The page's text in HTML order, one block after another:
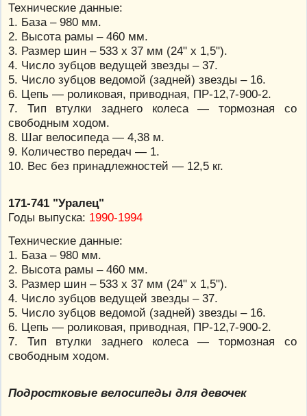
Технические данные:
1. База – 980 мм.
2. Высота рамы – 460 мм.
3. Размер шин – 533 х 37 мм (24" х 1,5").
4. Число зубцов ведущей звезды – 37.
5. Число зубцов ведомой (задней) звезды – 16.
6. Цепь — роликовая, приводная, ПР-12,7-900-2.
7. Тип втулки заднего колеса — тормозная со
свободным ходом.
8. Шаг велосипеда — 4,38 м.
9. Количество передач — 1.
10. Вес без принадлежностей — 12,5 кг.
171-741 "Уралец"
Годы выпуска: 1990-1994
Технические данные:
1. База – 980 мм.
2. Высота рамы – 460 мм.
3. Размер шин – 533 х 37 мм (24" х 1,5").
4. Число зубцов ведущей звезды – 37.
5. Число зубцов ведомой (задней) звезды – 16.
6. Цепь — роликовая, приводная, ПР-12,7-900-2.
7. Тип втулки заднего колеса — тормозная со
свободным ходом.
Подростковые велосипеды для девочек